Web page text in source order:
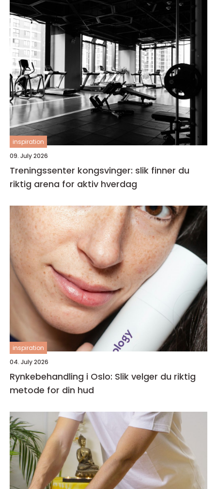
inspiration
09. July 2026
Treningssenter kongsvinger: slik finner du
riktig arena for aktiv hverdag
inspiration
04. July 2026
Rynkebehandling i Oslo: Slik velger du riktig
metode for din hud